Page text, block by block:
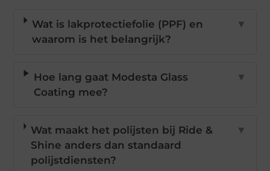
Wat is lakprotectiefolie (PPF) en
waarom is het belangrijk?
▼
Hoe lang gaat Modesta Glass
Coating mee?
▼
Wat maakt het polijsten bij Ride &
Shine anders dan standaard
polijstdiensten?
▼